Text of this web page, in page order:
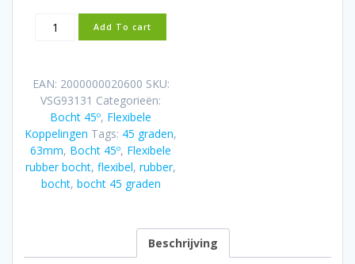
Flexibele
rubber
63mm
aantal
Add To cart
EAN: 2000000020600 SKU:
VSG93131 Categorieën:
Bocht 45º, Flexibele
Koppelingen Tags: 45 graden,
63mm, Bocht 45º, Flexibele
rubber bocht, flexibel, rubber,
bocht, bocht 45 graden
Beschrijving